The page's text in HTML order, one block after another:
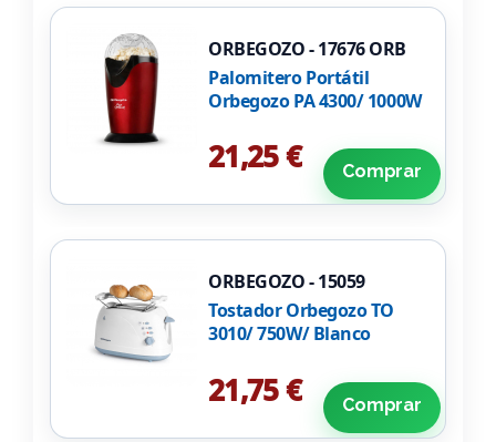
ORBEGOZO - 17676 ORB
Palomitero Portátil
Orbegozo PA 4300/ 1000W
21,25 € Comprar
ORBEGOZO - 15059
Tostador Orbegozo TO
3010/ 750W/ Blanco
21,75 € Comprar